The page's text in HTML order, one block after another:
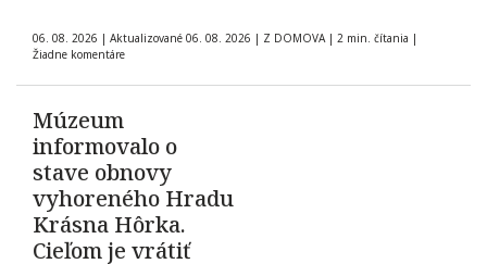
06. 08. 2026 | Aktualizované 06. 08. 2026 | Z DOMOVA | 2 min. čítania |
Žiadne komentáre
Múzeum
informovalo o
stave obnovy
vyhoreného Hradu
Krásna Hôrka.
Cieľom je vrátiť